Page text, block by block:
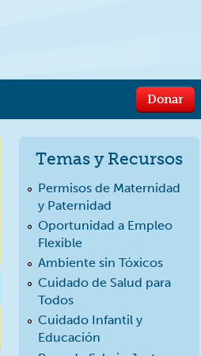
Donar
Temas y Recursos
Permisos de Maternidad
y Paternidad
Oportunidad a Empleo
Flexible
Ambiente sin Tóxicos
Cuidado de Salud para
Todos
Cuidado Infantil y
Educación